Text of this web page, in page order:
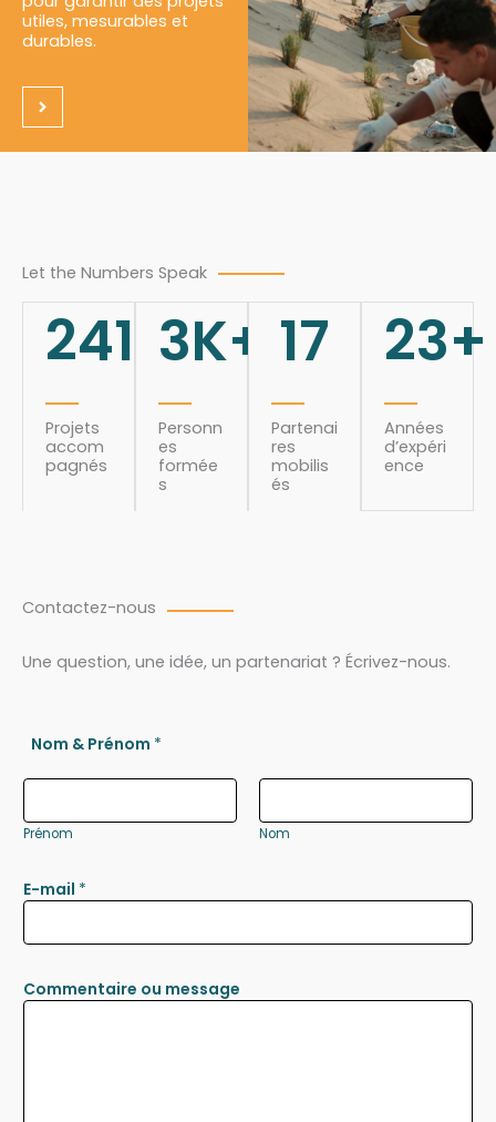
Let the Numbers Speak
utiles, mesurables et
durables.
241
Projets
accom
pagnés
3K+
Personn
es
formée
s
17
Partenai
res
mobilis
és
23+
Années
d’expéri
ence
Contactez-nous
Une question, une idée, un partenariat ? Écrivez-nous.
Nom & Prénom *
Prénom Nom
E-mail *
Commentaire ou message